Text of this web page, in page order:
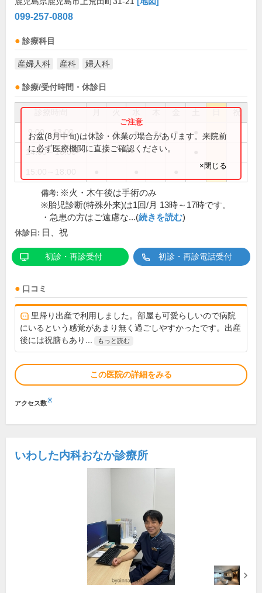
099-257-0808
診療科目
産婦人科 産科 婦人科
診療/受付時間・休診日
祝
9:00～13:00 ● ● ● ● ●
14:00～16:00
お盆(8月中旬)は休診・休業の場合があります。来院前
に必ず医療機関に直接ご確認ください。
×閉じる
備考: ※火・木午後は手術のみ
※胎児診断(特殊外来)は1回/月 13時～17時です。
・急患の方はご遠慮な...(続きを読む)
休診日: 日、祝
初診・再診受付 初診・再診電話受付
口コミ
里帰り出産で利用しました。部屋も可愛らしいので病院
にいるという感覚があまり無く過ごしやすかったです。出産
後には祝膳もあり...
もっと読む
この医院の詳細をみる
アクセス数※
いわした内科おなか診療所